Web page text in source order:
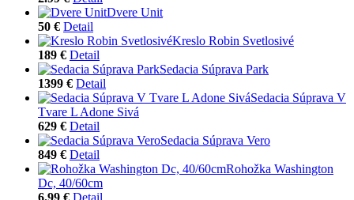
Dvere Unit
50 € Detail
Kreslo Robin Svetlosivé
189 € Detail
Sedacia Súprava Park
1399 € Detail
Sedacia Súprava V
Tvare L Adone Sivá
629 € Detail
Sedacia Súprava Vero
849 € Detail
Rohožka Washington
Dc, 40/60cm
6.99 € Detail